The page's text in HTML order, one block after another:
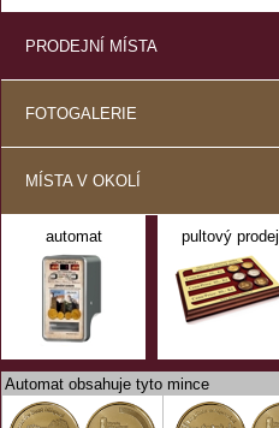
PRODEJNÍ MÍSTA
FOTOGALERIE
MÍSTA V OKOLÍ
automat pultový prodej
Automat obsahuje tyto mince